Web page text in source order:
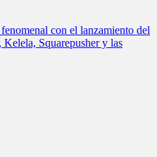
con el lanzamiento del
Squarepusher y las